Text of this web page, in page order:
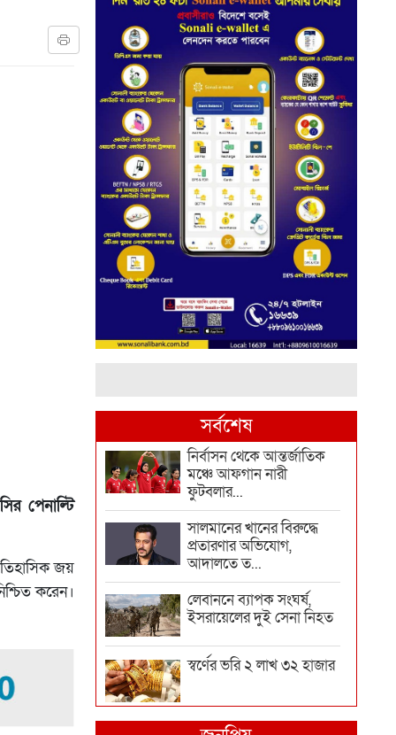
পেনাল্টি
জয়
করেন।
সর্বশেষ
নির্বাসন থেকে আন্তর্জাতিক
মঞ্চে আফগান নারী
ফুটবলার...
সালমানের খানের বিরুদ্ধে
প্রতারণার অভিযোগ,
আদালতে ত...
লেবাননে ব্যাপক সংঘর্ষ,
ইসরায়েলের দুই সেনা নিহত
স্বর্ণের ভরি ২ লাখ ৩২ হাজার
দিল্লিতে শেখ হাসিনাকে কথা